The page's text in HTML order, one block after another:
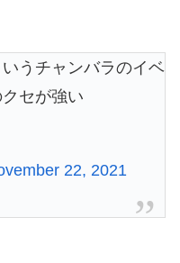
うチャンバラのイベ
セが強い
22, 2021